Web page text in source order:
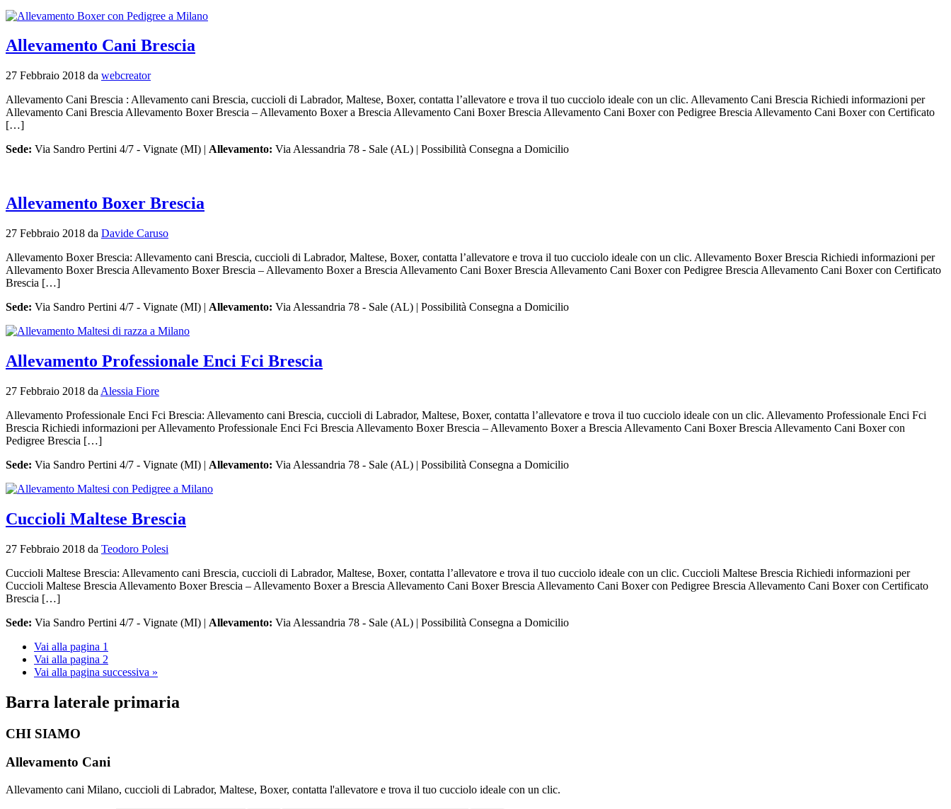
Allevamento Cani Brescia
27 Febbraio 2018 da webcreator
Allevamento Cani Brescia : Allevamento cani Brescia, cuccioli di Labrador, Maltese, Boxer, contatta l’allevatore e trova il tuo cucciolo ideale con un clic. Allevamento Cani Brescia Richiedi informazioni per
Allevamento Cani Brescia Allevamento Boxer Brescia – Allevamento Boxer a Brescia Allevamento Cani Boxer Brescia Allevamento Cani Boxer con Pedigree Brescia Allevamento Cani Boxer con Certificato
[…]
Sede: Via Sandro Pertini 4/7 - Vignate (MI) | Allevamento: Via Alessandria 78 - Sale (AL) | Possibilità Consegna a Domicilio
Allevamento Boxer Brescia
27 Febbraio 2018 da Davide Caruso
Allevamento Boxer Brescia: Allevamento cani Brescia, cuccioli di Labrador, Maltese, Boxer, contatta l’allevatore e trova il tuo cucciolo ideale con un clic. Allevamento Boxer Brescia Richiedi informazioni per
Allevamento Boxer Brescia Allevamento Boxer Brescia – Allevamento Boxer a Brescia Allevamento Cani Boxer Brescia Allevamento Cani Boxer con Pedigree Brescia Allevamento Cani Boxer con Certificato
Brescia […]
Sede: Via Sandro Pertini 4/7 - Vignate (MI) | Allevamento: Via Alessandria 78 - Sale (AL) | Possibilità Consegna a Domicilio
Allevamento Professionale Enci Fci Brescia
27 Febbraio 2018 da Alessia Fiore
Allevamento Professionale Enci Fci Brescia: Allevamento cani Brescia, cuccioli di Labrador, Maltese, Boxer, contatta l’allevatore e trova il tuo cucciolo ideale con un clic. Allevamento Professionale Enci Fci
Brescia Richiedi informazioni per Allevamento Professionale Enci Fci Brescia Allevamento Boxer Brescia – Allevamento Boxer a Brescia Allevamento Cani Boxer Brescia Allevamento Cani Boxer con
Pedigree Brescia […]
Sede: Via Sandro Pertini 4/7 - Vignate (MI) | Allevamento: Via Alessandria 78 - Sale (AL) | Possibilità Consegna a Domicilio
Cuccioli Maltese Brescia
27 Febbraio 2018 da Teodoro Polesi
Cuccioli Maltese Brescia: Allevamento cani Brescia, cuccioli di Labrador, Maltese, Boxer, contatta l’allevatore e trova il tuo cucciolo ideale con un clic. Cuccioli Maltese Brescia Richiedi informazioni per
Cuccioli Maltese Brescia Allevamento Boxer Brescia – Allevamento Boxer a Brescia Allevamento Cani Boxer Brescia Allevamento Cani Boxer con Pedigree Brescia Allevamento Cani Boxer con Certificato
Brescia […]
Sede: Via Sandro Pertini 4/7 - Vignate (MI) | Allevamento: Via Alessandria 78 - Sale (AL) | Possibilità Consegna a Domicilio
Vai alla pagina 1
Vai alla pagina 2
Vai alla pagina successiva »
Barra laterale primaria
CHI SIAMO
Allevamento Cani
Allevamento cani Milano, cuccioli di Labrador, Maltese, Boxer, contatta l'allevatore e trova il tuo cucciolo ideale con un clic.